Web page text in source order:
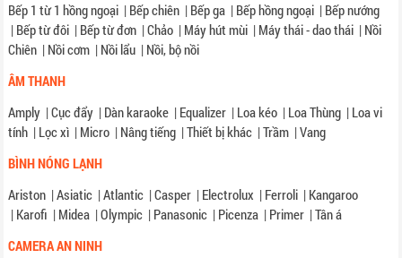
Bếp 1 từ 1 hồng ngoại | Bếp chiên | Bếp ga | Bếp hồng ngoại | Bếp nướng
| Bếp từ đôi | Bếp từ đơn |Chảo | Máy hút mùi | Máy thái - dao thái | Nồi
Chiên | Nồi cơm | Nồi lẩu | Nồi, bộ nồi
ÂM THANH
Amply |Cục đẩy | Dàn karaoke | Equalizer | Loa kéo | Loa Thùng | Loa vi
tính | Lọc xì | Micro | Nâng tiếng |Thiết bị khác |Trầm |Vang
BÌNH NÓNG LẠNH
Ariston |Asiatic |Atlantic |Casper | Electrolux | Ferroli | Kangaroo
| Karofi | Midea |Olympic | Panasonic | Picenza | Primer |Tân á
CAMERA AN NINH